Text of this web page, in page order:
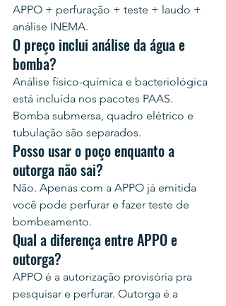
APPO + perfuração + teste + laudo +
análise INEMA.
O preço inclui análise da água e
bomba?
Análise físico-química e bacteriológica
está incluída nos pacotes PAAS.
Bomba submersa, quadro elétrico e
tubulação são separados.
Posso usar o poço enquanto a
outorga não sai?
Não. Apenas com a APPO já emitida
você pode perfurar e fazer teste de
bombeamento.
Qual a diferença entre APPO e
outorga?
APPO é a autorização provisória pra
pesquisar e perfurar. Outorga é a